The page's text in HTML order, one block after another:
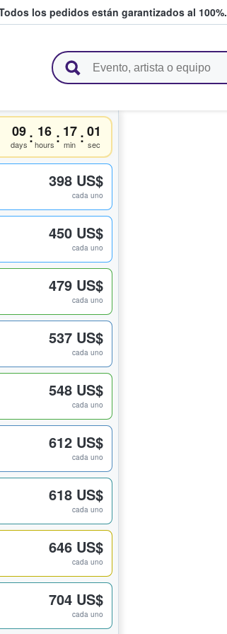
los pedidos están garantizados al 100%.
fans
09
days : 16
hours : 17
min :01
sec
398 US$
cada uno
450 US$
cada uno
479 US$
cada uno
537 US$
cada uno
548 US$
cada uno
612 US$
cada uno
618 US$
cada uno
646 US$
cada uno
704 US$
cada uno